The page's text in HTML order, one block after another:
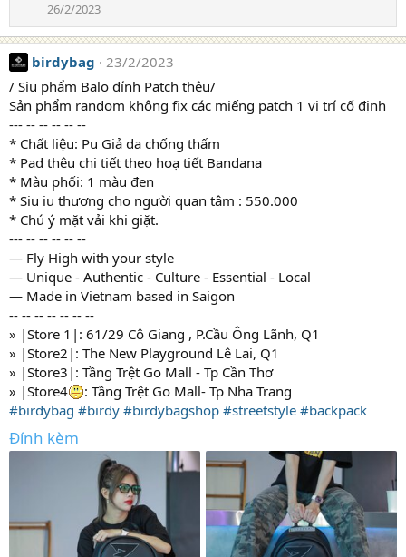
26/2/2023
birdybag
23/2/2023
/ Siu phẩm Balo đính Patch thêu/
Sản phẩm random không fix các miếng patch 1 vị trí cố định
--- -- -- -- -- --
* Chất liệu: Pu Giả da chống thấm
* Pad thêu chi tiết theo hoạ tiết Bandana
* Màu phối: 1 màu đen
* Siu iu thương cho người quan tâm : 550.000
* Chú ý mặt vải khi giặt.
--- -- -- -- -- --
― Fly High with your style
― Unique - Authentic - Culture - Essential - Local
― Made in Vietnam based in Saigon
-- -- -- -- -- -- --
» |Store 1|: 61/29 Cô Giang , P.Cầu Ông Lãnh, Q1
» |Store2|: The New Playground Lê Lai, Q1
» |Store3|: Tầng Trệt Go Mall - Tp Cần Thơ
» |Store4
: Tầng Trệt Go Mall- Tp Nha Trang
#birdybag #birdy #birdybagshop #streetstyle #backpack
Đính kèm